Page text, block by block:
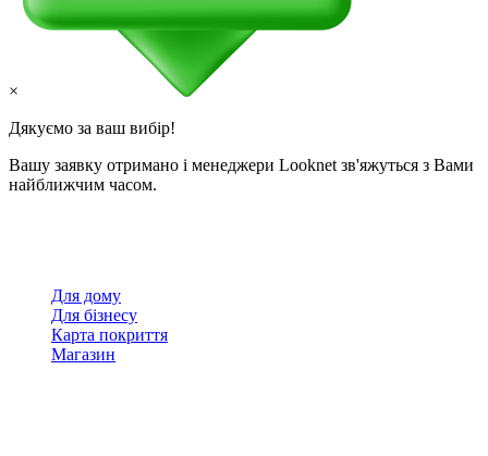
×
Дякуємо за ваш вибір!
Вашу заявку отримано і менеджери Looknet зв'яжуться з Вами
найближчим часом.
Для дому
Для бізнесу
Карта покриття
Магазин